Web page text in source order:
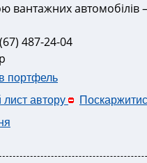
вантажних автомобілів
487-24-04
портфель
лист автору